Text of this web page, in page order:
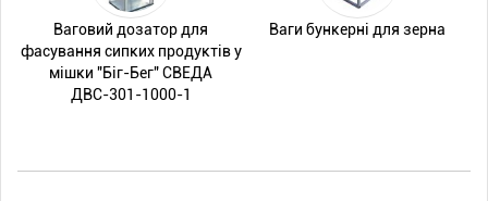
Ваговий дозатор для
фасування сипких продуктів у
мішки "Біг-Бег" СВЕДА
ДВС-301-1000-1
Ваги бункерні для зерна